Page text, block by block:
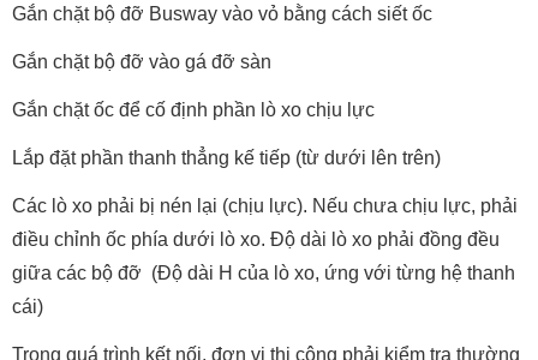
Gắn chặt bộ đỡ Busway vào vỏ bằng cách siết ốc
Gắn chặt bộ đỡ vào gá đỡ sàn
Gắn chặt ốc để cố định phần lò xo chịu lực
Lắp đặt phần thanh thẳng kế tiếp (từ dưới lên trên)
Các lò xo phải bị nén lại (chịu lực). Nếu chưa chịu lực, phải
điều chỉnh ốc phía dưới lò xo. Độ dài lò xo phải đồng đều
giữa các bộ đỡ (Độ dài H của lò xo, ứng với từng hệ thanh
cái)
Trong quá trình kết nối, đơn vị thi công phải kiểm tra thường